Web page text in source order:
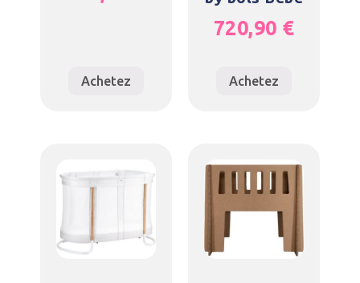
Achetez
720,90 €
Achetez